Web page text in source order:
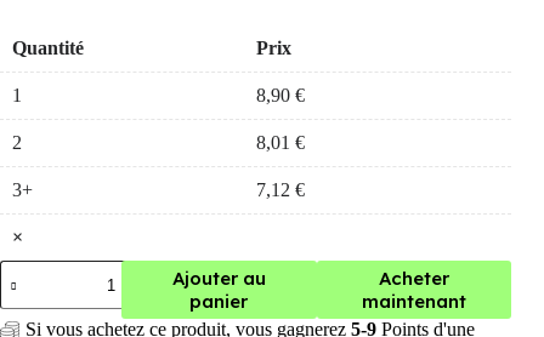
Quantité Prix
1 8,90 €
2 8,01 €
3+ 7,12 €
×
quantité
de
lampe
torche
Ajouter au
panier
Acheter
maintenant
Si vous achetez ce produit, vous gagnerez 5-9 Points d'une